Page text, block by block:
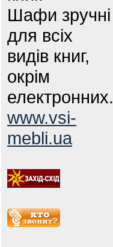
Шафи зручні
для всіх
видів книг,
окрім
електронних.
www.vsi-
mebli.ua